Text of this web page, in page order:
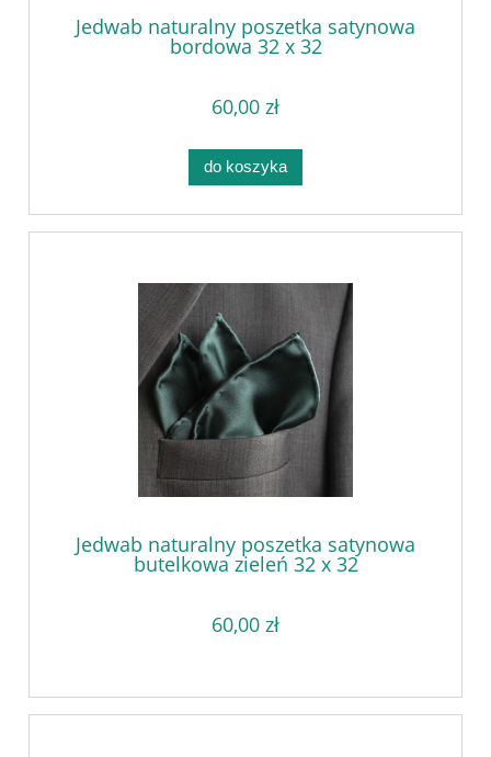
Jedwab naturalny poszetka satynowa
bordowa 32 x 32
60,00 zł
do koszyka
Jedwab naturalny poszetka satynowa
butelkowa zieleń 32 x 32
60,00 zł